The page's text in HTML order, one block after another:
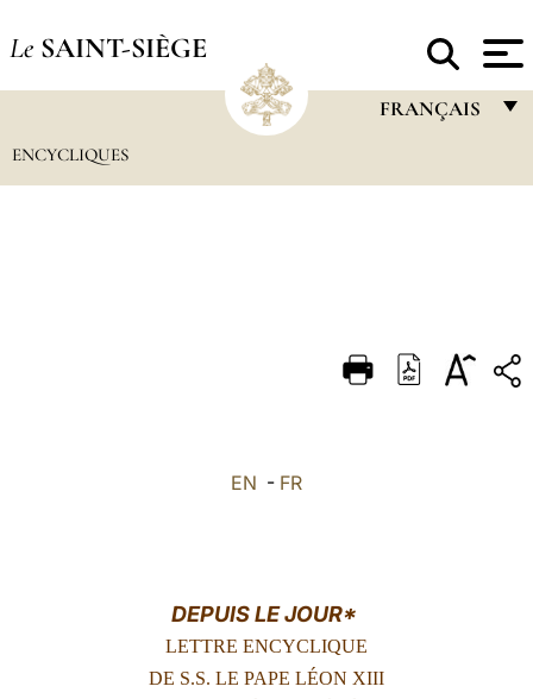
Le SAINT-SIÈGE
FRANÇAIS
DEUTSCH
ENCYCLIQUES
EN - FR
DEPUIS LE JOUR*
LETTRE ENCYCLIQUE
DE S.S. LE PAPE LÉON XIII